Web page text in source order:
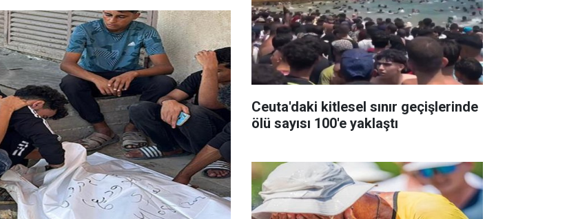
Ceuta'daki kitlesel sınır geçişlerinde
ölü sayısı 100'e yaklaştı